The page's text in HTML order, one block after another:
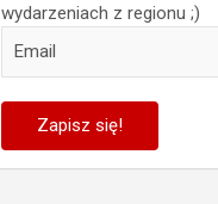
wydarzeniach z regionu ;)